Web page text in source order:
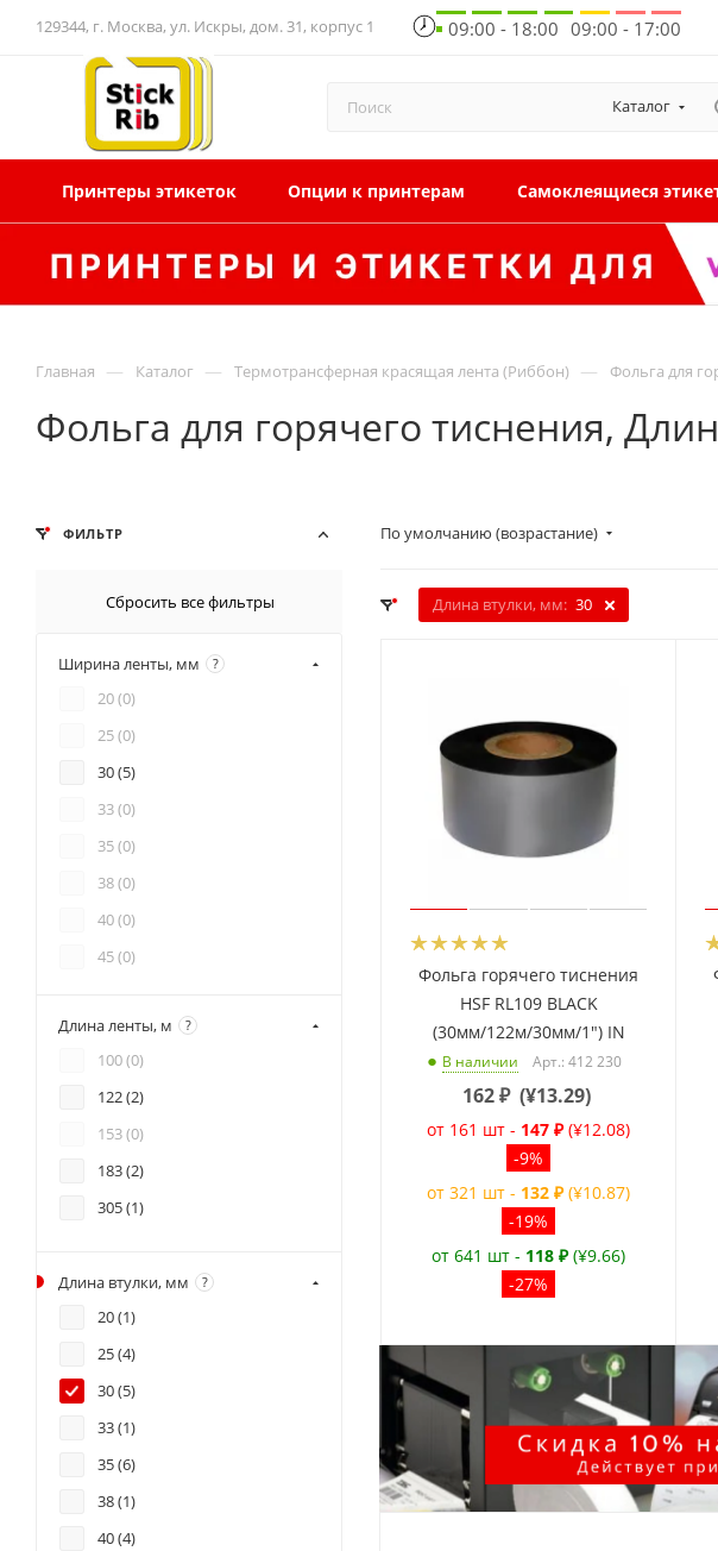
129344, г. Москва, ул. Искры, дом. 31, корпус 1 09:00 - 18:00 09:00 - 17:00
Каталог
Принтеры этикеток Опции к принтерам Самоклеящиеся
Главная — Каталог — Термотрансферная красящая лента (Риббон) — Фольга для
Фольга для горячего тиснения,
По умолчанию (возрастание)
Длина втулки, мм: 30
Фольга горячего тиснения
HSF RL109 BLACK
(30мм/122м/30мм/1") IN
В наличии Арт.: 412 230
162₽ (¥13.29)
от 161 шт - 147 ₽ (¥12.08)
-9%
от 321 шт - 132 ₽ (¥10.87)
-19%
от 641 шт - 118 ₽ (¥9.66)
-27%
ФИЛЬТР
Сбросить все фильтры
Ширина ленты, мм ?
20 (0)
25 (0)
30 (5)
33 (0)
35 (0)
38 (0)
40 (0)
45 (0)
Длина ленты, м
?
100 (0)
122 (2)
153 (0)
183 (2)
305 (1)
Длина втулки, мм ?
20 (1)
25 (4)
30 (5)
33 (1)
35 (6)
38 (1)
40 (4)